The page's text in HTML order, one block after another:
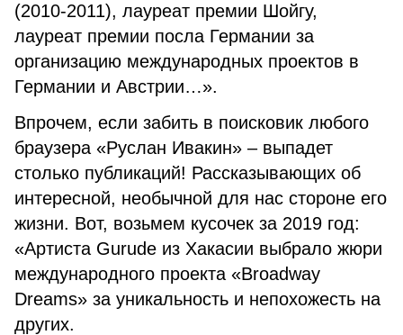
(2010-2011), лауреат премии Шойгу,
лауреат премии посла Германии за
организацию международных проектов в
Германии и Австрии…».
Впрочем, если забить в поисковик любого
браузера «Руслан Ивакин» – выпадет
столько публикаций! Рассказывающих об
интересной, необычной для нас стороне его
жизни. Вот, возьмем кусочек за 2019 год:
«Артиста Gurude из Хакасии выбрало жюри
международного проекта «Broadway
Dreams» за уникальность и непохожесть на
других.